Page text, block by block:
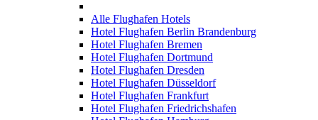
Alle Flughafen Hotels
Hotel Flughafen Berlin Brandenburg
Hotel Flughafen Bremen
Hotel Flughafen Dortmund
Hotel Flughafen Dresden
Hotel Flughafen Düsseldorf
Hotel Flughafen Frankfurt
Hotel Flughafen Friedrichshafen